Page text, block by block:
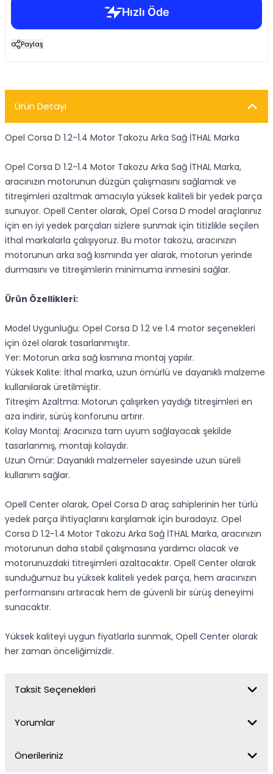
Paylaş
Ürün Detayı
Opel Corsa D 1.2-1.4 Motor Takozu Arka Sağ İTHAL Marka
Opel Corsa D 1.2-1.4 Motor Takozu Arka Sağ İTHAL Marka,
aracınızın motorunun düzgün çalışmasını sağlamak ve
titreşimleri azaltmak amacıyla yüksek kaliteli bir yedek parça
sunuyor. Opell Center olarak, Opel Corsa D model araçlarınız
için en iyi yedek parçaları sizlere sunmak için titizlikle seçilen
ithal markalarla çalışıyoruz. Bu motor takozu, aracınızın
motorunun arka sağ kısmında yer alarak, motorun yerinde
durmasını ve titreşimlerin minimuma inmesini sağlar.
Ürün Özellikleri:
Model Uygunluğu: Opel Corsa D 1.2 ve 1.4 motor seçenekleri
için özel olarak tasarlanmıştır.
Yer: Motorun arka sağ kısmına montaj yapılır.
Yüksek Kalite: İthal marka, uzun ömürlü ve dayanıklı malzeme
kullanılarak üretilmiştir.
Titreşim Azaltma: Motorun çalışırken yaydığı titreşimleri en
aza indirir, sürüş konforunu artırır.
Kolay Montaj: Aracınıza tam uyum sağlayacak şekilde
tasarlanmış, montajı kolaydır.
Uzun Ömür: Dayanıklı malzemeler sayesinde uzun süreli
kullanım sağlar.
Opell Center olarak, Opel Corsa D araç sahiplerinin her türlü
yedek parça ihtiyaçlarını karşılamak için buradayız. Opel
Corsa D 1.2-1.4 Motor Takozu Arka Sağ İTHAL Marka, aracınızın
motorunun daha stabil çalışmasına yardımcı olacak ve
motorunuzdaki titreşimleri azaltacaktır. Opell Center olarak
sunduğumuz bu yüksek kaliteli yedek parça, hem aracınızın
performansını artıracak hem de güvenli bir sürüş deneyimi
sunacaktır.
Yüksek kaliteyi uygun fiyatlarla sunmak, Opell Center olarak
her zaman önceliğimizdir.
Taksit Seçenekleri
Yorumlar
Önerileriniz